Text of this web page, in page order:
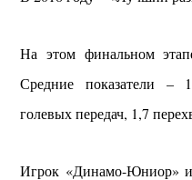
На этом финальном
Средние показатели –
голевых передач, 1,7
Игрок «Динамо-Юниор»